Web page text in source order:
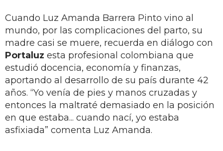
Cuando Luz Amanda Barrera Pinto vino al
mundo, por las complicaciones del parto, su
madre casi se muere, recuerda en diálogo con
Portaluz esta profesional colombiana que
estudió docencia, economía y finanzas,
aportando al desarrollo de su país durante 42
años. “Yo venía de pies y manos cruzadas y
entonces la maltraté demasiado en la posición
en que estaba... cuando nací, yo estaba
asfixiada” comenta Luz Amanda.